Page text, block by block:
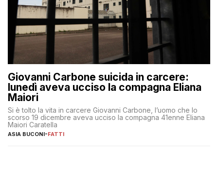
Giovanni Carbone suicida in carcere:
lunedì aveva ucciso la compagna Eliana
Maiori
Si è tolto la vita in carcere Giovanni Carbone, l’uomo che lo
scorso 19 dicembre aveva ucciso la compagna 41enne Eliana
Maiori Caratella
ASIA BUCONI-FATTI